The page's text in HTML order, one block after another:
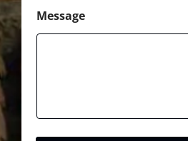
Message